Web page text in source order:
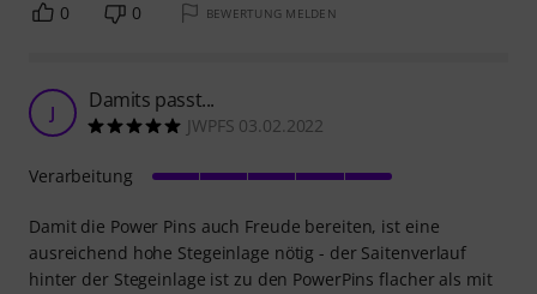
0 0 BEWERTUNG MELDEN
J Damits passt...
JWPFS 03.02.2022
Damit die Power Pins auch Freude bereiten, ist eine
ausreichend hohe Stegeinlage nötig - der Saitenverlauf
hinter der Stegeinlage ist zu den PowerPins flacher als mit
Verarbeitung